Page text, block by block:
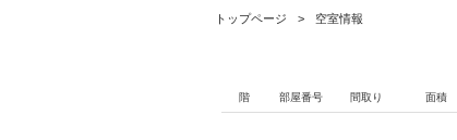
トップページ 空室情報
階 部屋番号 間取り 面積